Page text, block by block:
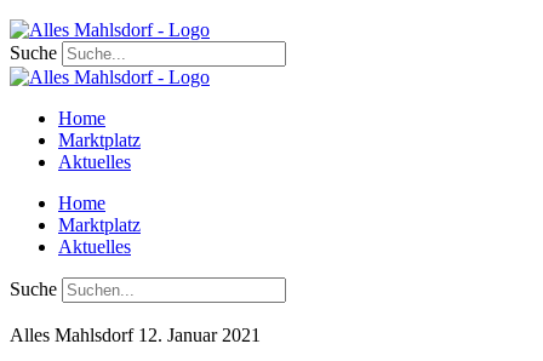
Suche
Home
Marktplatz
Aktuelles
Home
Marktplatz
Aktuelles
Suche
Alles Mahlsdorf 12. Januar 2021